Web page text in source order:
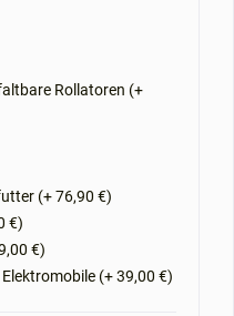
Rollatoren (+
(+ 76,90 €)
€)
€)
(+ 39,00 €)